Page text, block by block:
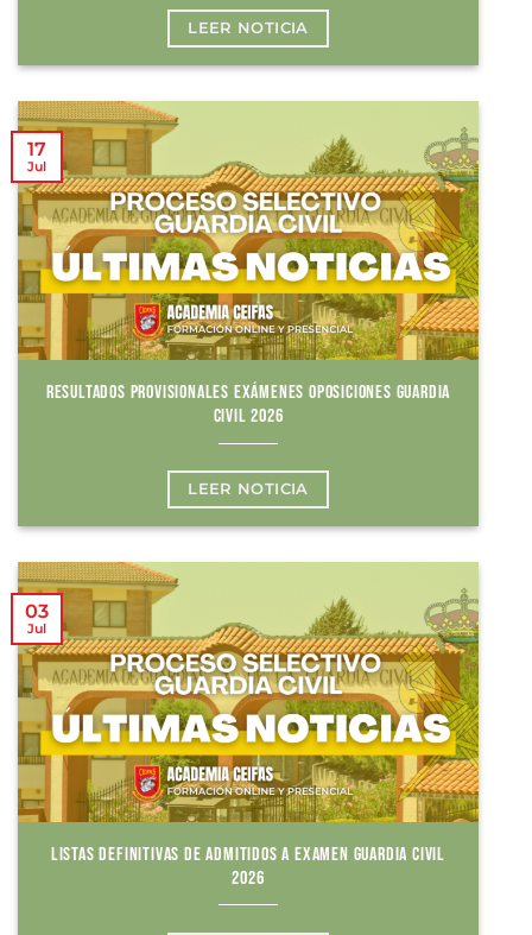
LEER NOTICIA
RESULTADOS PROVISIONALES EXÁMENES OPOSICIONES GUARDIA
CIVIL 2026
LEER NOTICIA
17
Jul
LISTAS DEFINITIVAS DE ADMITIDOS A EXAMEN GUARDIA CIVIL
2026
03
Jul